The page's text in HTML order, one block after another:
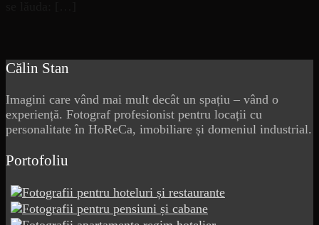
Călin Stan
Imagini care vând mai mult decât un spațiu – vând o
experiență. Fotograf profesionist pentru locații cu
personalitate în HoReCa, imobiliare și domeniul industrial.
Portofoliu